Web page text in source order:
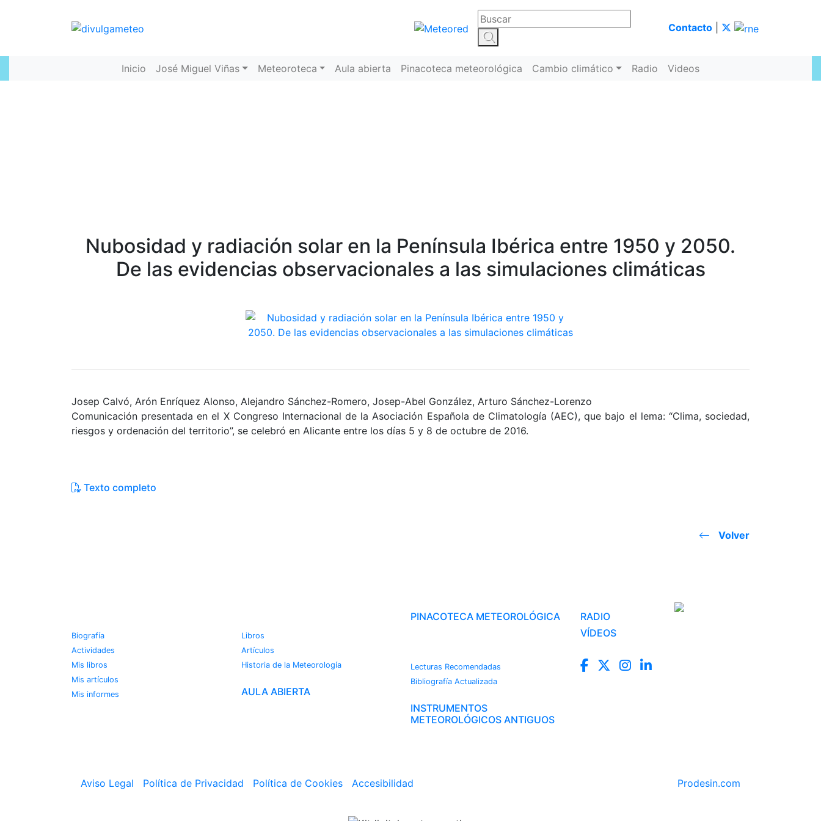
Contacto
Inicio José Miguel Viñas Meteoroteca Aula abierta Pinacoteca meteorológica Cambio climático Radio Videos
Nubosidad y radiación solar en la Península Ibérica entre 1950 y 2050.
De las evidencias observacionales a las simulaciones climáticas
Josep Calvó, Arón Enríquez Alonso, Alejandro Sánchez-Romero, Josep-Abel González, Arturo Sánchez-Lorenzo
Comunicación presentada en el X Congreso Internacional de la Asociación Española de Climatología (AEC), que bajo el lema: “Clima, sociedad,
riesgos y ordenación del territorio”, se celebró en Alicante entre los días 5 y 8 de octubre de 2016.
Texto completo
Volver
Biografía
Actividades
Mis libros
Mis artículos
Mis informes
Libros
Artículos
Historia de la Meteorología
AULA ABIERTA
PINACOTECA METEOROLÓGICA
Lecturas Recomendadas
Bibliografía Actualizada
INSTRUMENTOS
METEOROLÓGICOS ANTIGUOS
RADIO
VÍDEOS
Aviso Legal Política de Privacidad Política de Cookies Accesibilidad Prodesin.com